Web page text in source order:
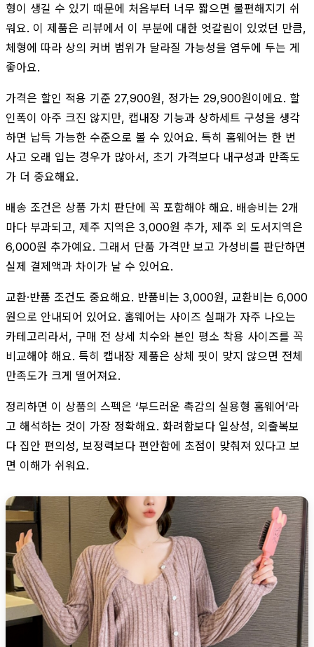
형이 생길 수 있기 때문에 처음부터 너무 짧으면 불편해지기 쉬
워요. 이 제품은 리뷰에서 이 부분에 대한 엇갈림이 있었던 만큼,
체형에 따라 상의 커버 범위가 달라질 가능성을 염두에 두는 게
좋아요.
가격은 할인 적용 기준 27,900원, 정가는 29,900원이에요. 할
인폭이 아주 크진 않지만, 캡내장 기능과 상하세트 구성을 생각
하면 납득 가능한 수준으로 볼 수 있어요. 특히 홈웨어는 한 번
사고 오래 입는 경우가 많아서, 초기 가격보다 내구성과 만족도
가 더 중요해요.
배송 조건은 상품 가치 판단에 꼭 포함해야 해요. 배송비는 2개
마다 부과되고, 제주 지역은 3,000원 추가, 제주 외 도서지역은
6,000원 추가예요. 그래서 단품 가격만 보고 가성비를 판단하면
실제 결제액과 차이가 날 수 있어요.
교환·반품 조건도 중요해요. 반품비는 3,000원, 교환비는 6,000
원으로 안내되어 있어요. 홈웨어는 사이즈 실패가 자주 나오는
카테고리라서, 구매 전 상세 치수와 본인 평소 착용 사이즈를 꼭
비교해야 해요. 특히 캡내장 제품은 상체 핏이 맞지 않으면 전체
만족도가 크게 떨어져요.
정리하면 이 상품의 스펙은 ‘부드러운 촉감의 실용형 홈웨어’라
고 해석하는 것이 가장 정확해요. 화려함보다 일상성, 외출복보
다 집안 편의성, 보정력보다 편안함에 초점이 맞춰져 있다고 보
면 이해가 쉬워요.